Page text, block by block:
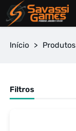
Início > Produtos
Filtros